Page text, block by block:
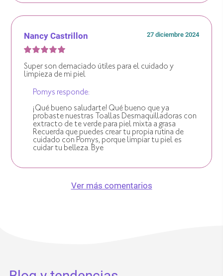
Nancy Castrillon 27 diciembre 2024
Super son demaciado útiles para el cuidado y
limpieza de mi piel
Pomys responde:
¡Qué bueno saludarte! Qué bueno que ya
probaste nuestras Toallas Desmaquilladoras con
extracto de te verde para piel mixta a grasa
Recuerda que puedes crear tu propia rutina de
cuidado con Pomys, porque limpiar tu piel es
cuidar tu belleza. Bye
Ver más comentarios